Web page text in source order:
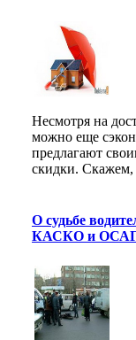
Несмотря на
можно еще
предлагают
скидки. Скажем,
О судьбе
КАСКО и